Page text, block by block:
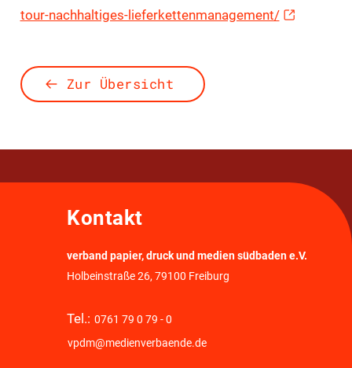
tour-nachhaltiges-lieferkettenmanagement/
Zur Übersicht
Kontakt
verband papier, druck und medien südbaden e.V.
Holbeinstraße 26, 79100 Freiburg
Tel.: 0761 79 0 79 - 0
vpdm@medienverbaende.de